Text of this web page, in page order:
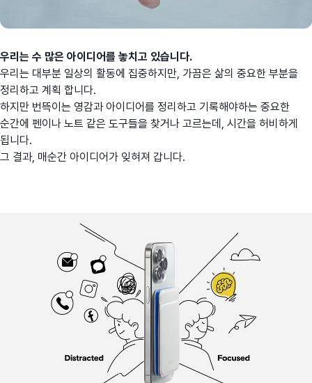
우리는 수 많은 아이디어를 놓치고 있습니다.
우리는 대부분 일상의 활동에 집중하지만, 가끔은 삶의 중요한 부분을
정리하고 계획 합니다.
하지만 번뜩이는 영감과 아이디어를 정리하고 기록해야하는 중요한
순간에 펜이나 노트 같은 도구들을 찾거나 고르는데, 시간을 허비하게
됩니다.
그 결과, 매순간 아이디어가 잊혀져 갑니다.